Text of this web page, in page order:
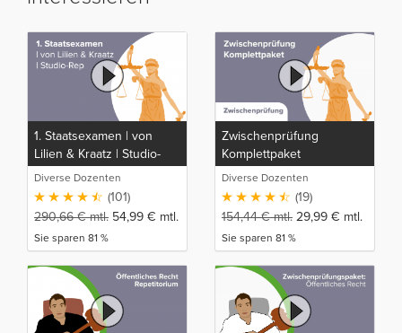
1. Staatsexamen | von
Lilien & Kraatz | Studio-
Rep
Diverse Dozenten
(101)
290,66€mtl. 54,99 € mtl.
Sie sparen 81 %
Zwischenprüfung
Komplettpaket
Diverse Dozenten
(19)
154,44€mtl. 29,99 € mtl.
Sie sparen 81 %